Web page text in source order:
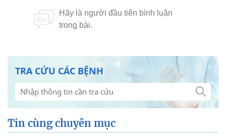
TRA CỨU CÁC BỆNH
Tin cùng chuyên mục